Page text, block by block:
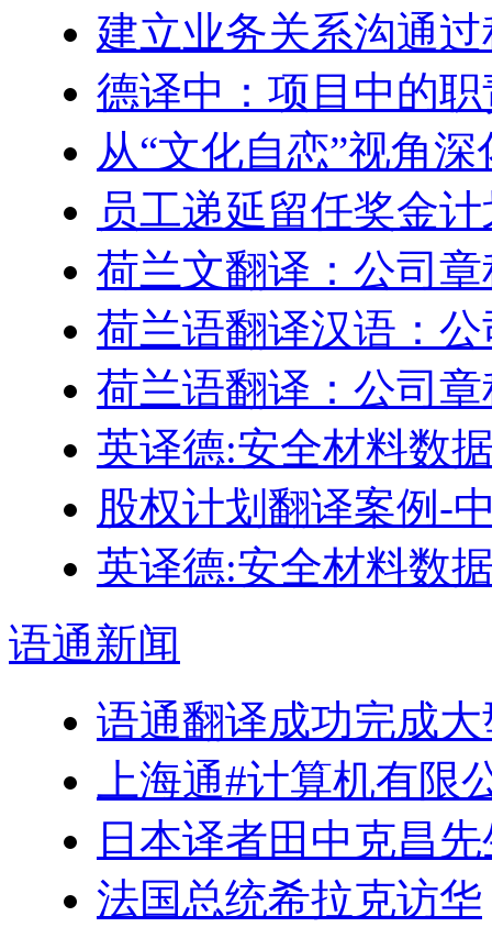
建立业务关系沟通
德译中：项目中的
从“文化自恋”视角
员工递延留任奖金计
荷兰文翻译：公司
荷兰语翻译汉语：
荷兰语翻译：公司
英译德:安全材料数
股权计划翻译案例-
英译德:安全材料数
语通新闻
语通翻译成功完成
上海通#计算机有限
日本译者田中克昌
法国总统希拉克访华